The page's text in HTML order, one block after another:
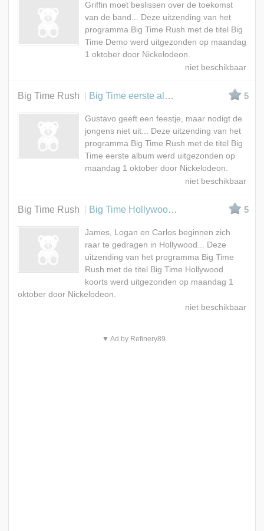
Griffin moet beslissen over de toekomst
van de band... Deze uitzending van het
programma Big Time Rush met de titel Big
Time Demo werd uitgezonden op maandag
1 oktober door Nickelodeon.
Big Time Rush Big Time eerste album 5
Gustavo geeft een feestje, maar nodigt de
jongens niet uit... Deze uitzending van het
programma Big Time Rush met de titel Big
Time eerste album werd uitgezonden op
maandag 1 oktober door Nickelodeon.
Big Time Rush Big Time Hollywood koorts 5
James, Logan en Carlos beginnen zich
raar te gedragen in Hollywood... Deze
uitzending van het programma Big Time
Rush met de titel Big Time Hollywood
koorts werd uitgezonden op maandag 1
oktober door Nickelodeon.
▼ Ad by Refinery89